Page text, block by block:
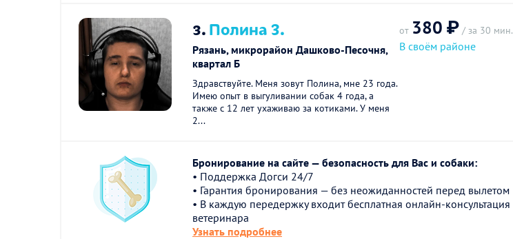
3.Полина З.
Рязань, микрорайон Дашково-Песочня,
квартал Б
Здравствуйте. Меня зовут Полина, мне 23 года.
Имею опыт в выгуливании собак 4 года, а
также с 12 лет ухаживаю за котиками. У меня
2...
от 380 ₽ / за 30 мин.
В своём районе
Бронирование на сайте — безопасность для Вас и собаки:
• Поддержка Догси 24/7
• Гарантия бронирования — без неожиданностей перед вылетом
• В каждую передержку входит бесплатная онлайн-консультация
ветеринара
Узнать подробнее